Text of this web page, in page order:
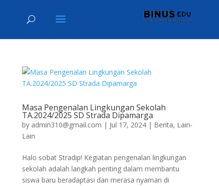
Masa Pengenalan Lingkungan Sekolah
TA.2024/2025 SD Strada Dipamarga
by admin310@gmail.com | Jul 17, 2024| Berita, Lain-
Lain
Halo sobat Stradip! Kegiatan pengenalan lingkungan
sekolah adalah langkah penting dalam membantu
siswa baru beradaptasi dan merasa nyaman di